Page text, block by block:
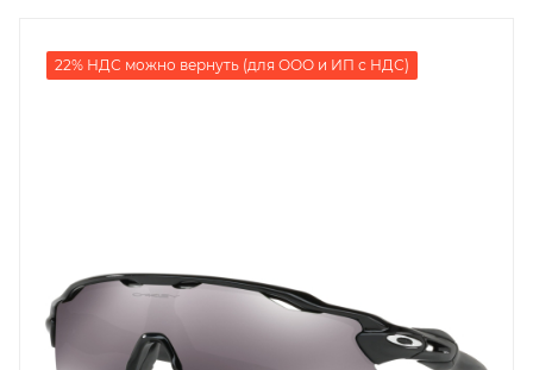
22% НДС можно вернуть (для ООО и ИП с НДС)